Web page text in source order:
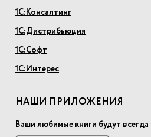
1С:Консалтинг
1С:Дистрибьюция
1С:Софт
1С:Интерес
НАШИ ПРИЛОЖЕНИЯ
Ваши любимые книги будут